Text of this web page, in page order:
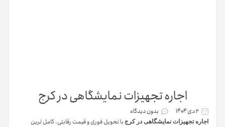
اجاره تجهیزات نمایشگاهی در کرج
۲ دی ۱۴۰۴ بدون دیدگاه
اجاره تجهیزات نمایشگاهی در کرج با تحویل فوری و قیمت رقابتی. کامل ترین